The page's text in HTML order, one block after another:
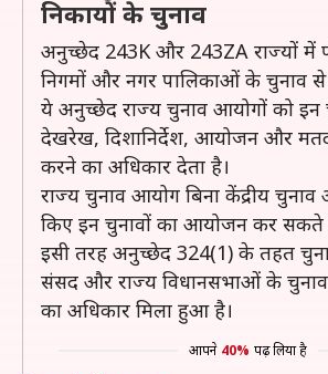
निकायों के चुनाव
अनुच्छेद 243K और 243ZA राज्यों में
निगमों और नगर पालिकाओं के चुनाव से
ये अनुच्छेद राज्य चुनाव आयोगों को इन
देखरेख, दिशानिर्देश, आयोजन और
करने का अधिकार देता है।
राज्य चुनाव आयोग बिना केंद्रीय
किए इन चुनावों का आयोजन कर सकते
इसी तरह अनुच्छेद 324(1) के तहत
संसद और राज्य विधानसभाओं के
का अधिकार मिला हुआ है।
आपने 40% पढ़ लिया है